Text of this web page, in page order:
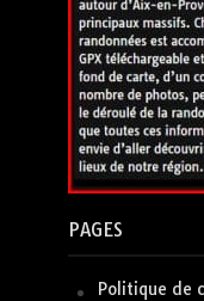
PAGES
Politique de